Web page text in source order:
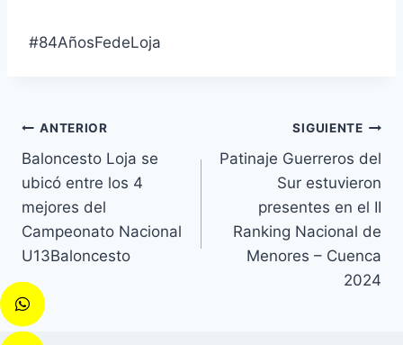
#84AñosFedeLoja
ANTERIOR
Baloncesto Loja se
ubicó entre los 4
mejores del
Campeonato Nacional
U13Baloncesto
SIGUIENTE
Patinaje Guerreros del
Sur estuvieron
presentes en el II
Ranking Nacional de
Menores – Cuenca
2024